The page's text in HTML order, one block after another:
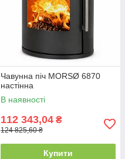
Чавунна піч MORSØ 6870
настінна
В наявності
112 343,04 ₴
124 825,60 ₴
Купити